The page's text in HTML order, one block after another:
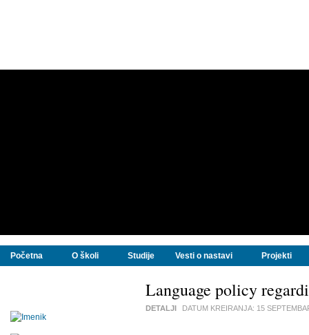
Početna O školi Studije Vesti o nastavi Projekti
Language policy
DETALJI DATUM KREIRANJA: 15